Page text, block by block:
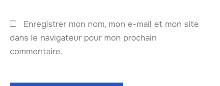
Enregistrer mon nom, mon e-mail et mon site
dans le navigateur pour mon prochain
commentaire.